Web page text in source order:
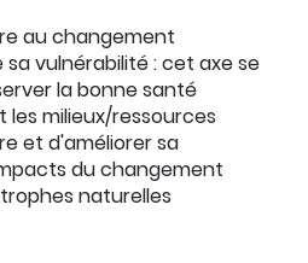
au changement
vulnérabilité : cet axe se
la bonne santé
milieux/ressources
et d'améliorer sa
du changement
naturelles